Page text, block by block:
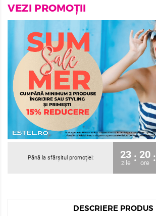
VEZI PROMOȚII
Până la sfârșitul promoției: 23
zile : 20
ore :
DESCRIERE PRODUS